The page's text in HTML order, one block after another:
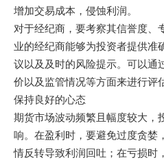
增加交易成本，侵蚀利润。
对于经纪商，要考察其信誉度、
业的经纪商能够为投资者提供准
议以及及时的风险提示。可以通
价以及监管情况等方面来进行评估
保持良好的心态
期货市场波动频繁且幅度较大，
响。在盈利时，要避免过度贪婪
情反转导致利润回吐；在亏损时